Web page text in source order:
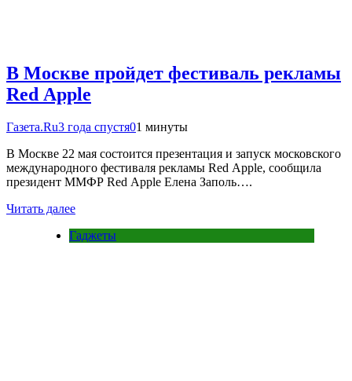
В Москве пройдет фестиваль рекламы
Red Apple
Газета.Ru3 года спустя01 минуты
В Москве 22 мая состоится презентация и запуск московского
международного фестиваля рекламы Red Apple, сообщила
президент ММФР Red Apple Елена Заполь….
Читать далее
Гаджеты